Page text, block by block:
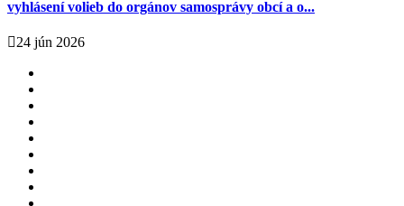
vyhlásení volieb do orgánov samosprávy obcí a o...
24 jún 2026